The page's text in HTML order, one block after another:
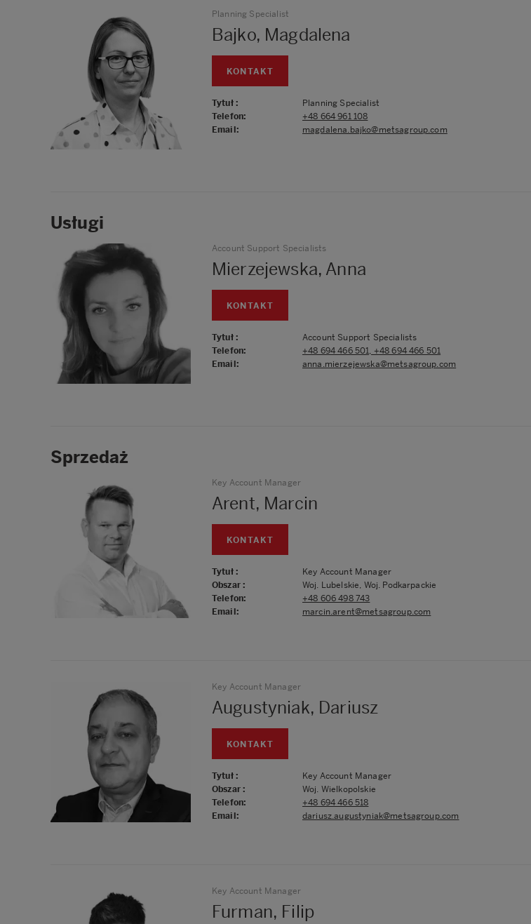
Planning Specialist
Bajko, Magdalena
KONTAKT
Tytuł :
Planning Specialist
Telefon:
+48 664 961 108
Email: magdalena.bajko@metsagroup.com
Usługi
Account Support Specialists
Mierzejewska, Anna
KONTAKT
Tytuł :
Account Support Specialists
Telefon:
+48 694 466 501, +48 694 466 501
Email: anna.mierzejewska@metsagroup.com
Sprzedaż
Key Account Manager
Arent, Marcin
KONTAKT
Tytuł :
Key Account Manager
Obszar:
Woj. Lubelskie, Woj. Podkarpackie
Telefon:
+48 606 498 743
Email: marcin.arent@metsagroup.com
Key Account Manager
Augustyniak, Dariusz
KONTAKT
Tytuł :
Key Account Manager
Obszar:
Woj. Wielkopolskie
Telefon:
+48 694 466 518
Email: dariusz.augustyniak@metsagroup.com
Key Account Manager
Furman, Filip